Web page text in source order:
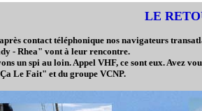
LE
contact téléphonique nos navigateurs
- Rhea" vont à leur rencontre.
un spi au loin. Appel VHF, ce sont eux. Avez
Le Fait" et du groupe VCNP.